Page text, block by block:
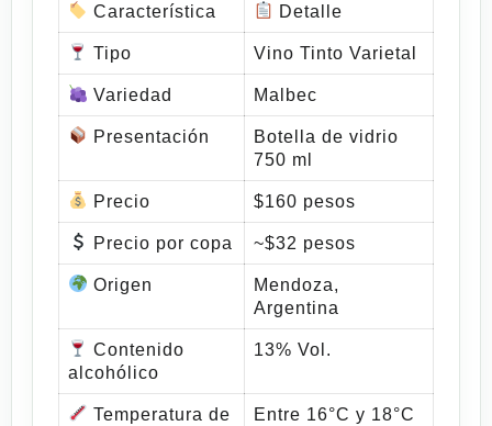
Característica
Detalle
Tipo Vino Tinto Varietal
Variedad Malbec
Presentación
Botella de vidrio
750 ml
Precio $160 pesos
Precio por copa ~$32 pesos
Origen
Mendoza,
Argentina
Contenido
alcohólico
13% Vol.
Temperatura de
Entre 16°C y 18°C